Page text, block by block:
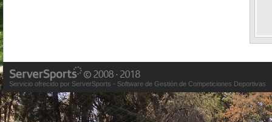
Servicio ofrecido por ServerSports - Software de Gestión de Competiciones Deportivas